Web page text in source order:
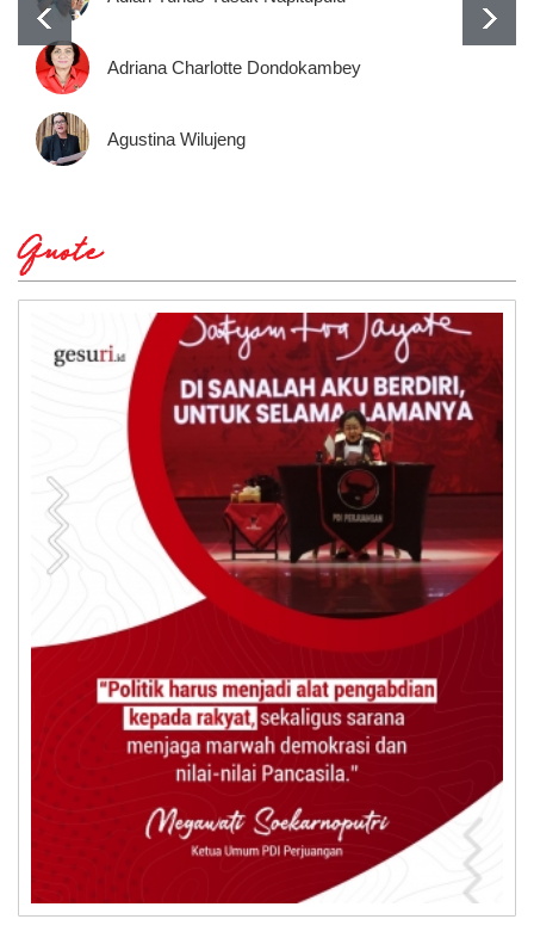
Adriana Charlotte Dondokambey
Agustina Wilujeng
Quote